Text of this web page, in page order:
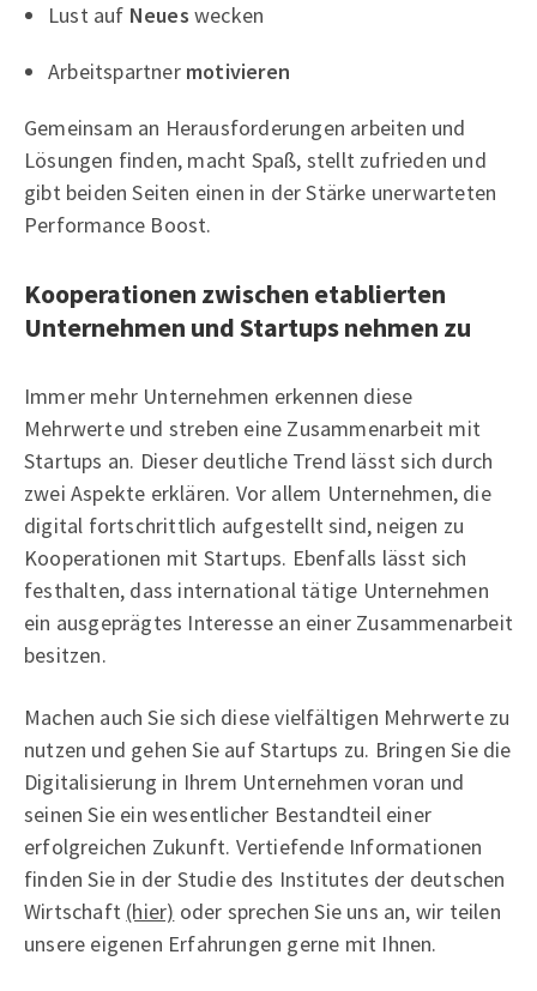
Lust auf Neues wecken
Arbeitspartner motivieren
Gemeinsam an Herausforderungen arbeiten und
Lösungen finden, macht Spaß, stellt zufrieden und
gibt beiden Seiten einen in der Stärke unerwarteten
Performance Boost.
Kooperationen zwischen etablierten
Unternehmen und Startups nehmen zu
Immer mehr Unternehmen erkennen diese
Mehrwerte und streben eine Zusammenarbeit mit
Startups an. Dieser deutliche Trend lässt sich durch
zwei Aspekte erklären. Vor allem Unternehmen, die
digital fortschrittlich aufgestellt sind, neigen zu
Kooperationen mit Startups. Ebenfalls lässt sich
festhalten, dass international tätige Unternehmen
ein ausgeprägtes Interesse an einer Zusammenarbeit
besitzen.
Machen auch Sie sich diese vielfältigen Mehrwerte zu
nutzen und gehen Sie auf Startups zu. Bringen Sie die
Digitalisierung in Ihrem Unternehmen voran und
seinen Sie ein wesentlicher Bestandteil einer
erfolgreichen Zukunft. Vertiefende Informationen
finden Sie in der Studie des Institutes der deutschen
Wirtschaft (hier) oder sprechen Sie uns an, wir teilen
unsere eigenen Erfahrungen gerne mit Ihnen.